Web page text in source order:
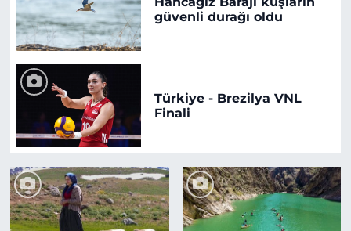
güvenli durağı oldu
Türkiye - Brezilya VNL
Finali